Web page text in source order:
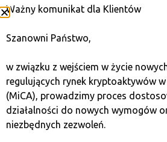
Oferta tokenów
(STO)
STO to metoda pozyskiwania
emisję tokenów security
zgodność z regulacjami
Ważny komunikat dla Klientów
Szanowni Państwo,
w związku z wejściem w życie
regulujących rynek kryptoaktywów
(MiCA), prowadzimy proces
działalności do nowych wymogów
niezbędnych zezwoleń.